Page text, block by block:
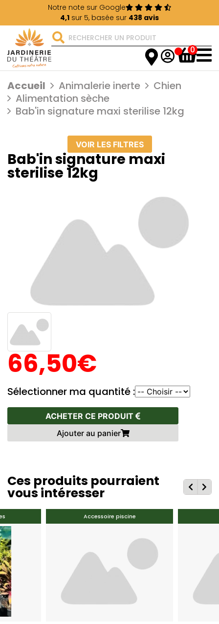
Notre note sur Google
4,1 sur 5, basée sur 438 avis
0
Accueil Animalerie inerte
Chien
Alimentation sèche
Bab'in signature maxi sterilise 12kg
VOIR LES FILTRES
Bab'in signature maxi
sterilise 12kg
66,50€
Sélectionner ma quantité :
ACHETER CE PRODUIT
Ajouter au panier
Ces produits pourraient
vous intéresser
Accessoire piscine